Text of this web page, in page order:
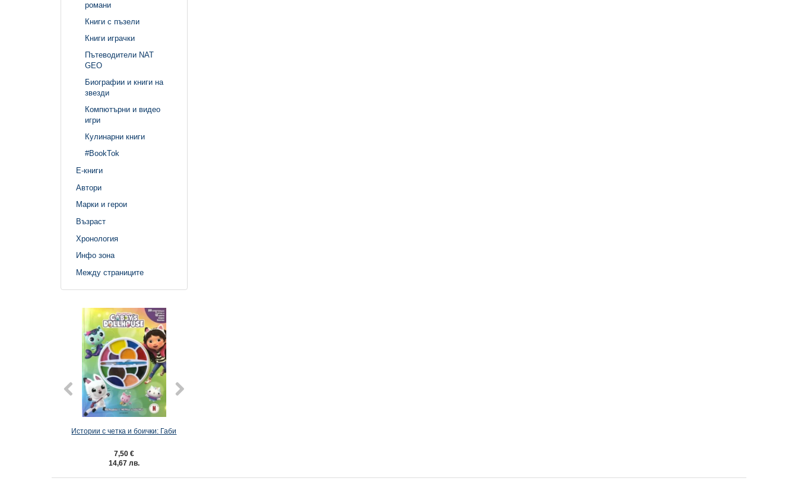
романи
Книги с пъзели
Книги играчки
Пътеводители NAT
GEO
Биографии и книги на
звезди
Компютърни и видео
игри
Кулинарни книги
#BookTok
Е-книги
Автори
Марки и герои
Възраст
Хронология
Инфо зона
Между страниците
Истории с четка и боички: Габи
7,50 €
14,67 лв.